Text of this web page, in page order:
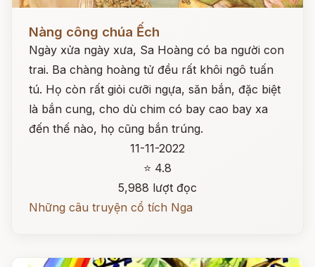
Nàng công chúa Ếch
Ngày xửa ngày xưa, Sa Hoàng có ba người con
trai. Ba chàng hoàng tử đều rất khôi ngô tuấn
tú. Họ còn rất giỏi cưỡi ngựa, săn bắn, đặc biệt
là bắn cung, cho dù chim có bay cao bay xa
đến thế nào, họ cũng bắn trúng.
11-11-2022
⭐ 4.8
5,988 lượt đọc
Những câu truyện cổ tích Nga